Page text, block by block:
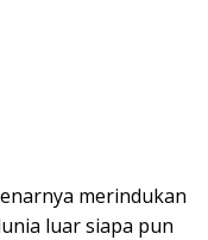
merindukan
luar siapa pun